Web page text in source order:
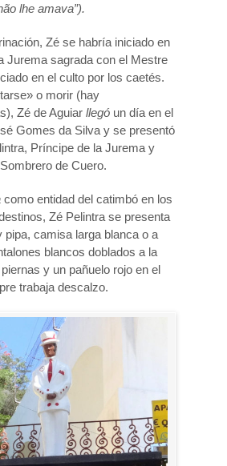
lhe amava”).
Zé se habría iniciado en
Jurema sagrada con el Mestre
en el culto por los caetés.
o morir (hay
Zé de Aguiar llegó un día en el
Gomes da Silva y se presentó
Príncipe de la Jurema y
de Cuero.
como entidad del catimbó en los
Zé Pelintra se presenta
pipa, camisa larga blanca o a
blancos doblados a la
y un pañuelo rojo en el
trabaja descalzo.